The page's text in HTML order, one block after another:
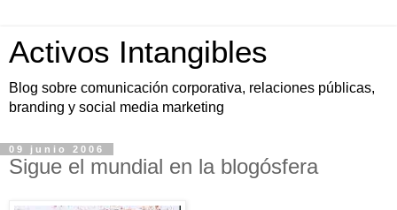
Activos Intangibles
Blog sobre comunicación corporativa, relaciones públicas,
branding y social media marketing
09 junio 2006
Sigue el mundial en la blogósfera